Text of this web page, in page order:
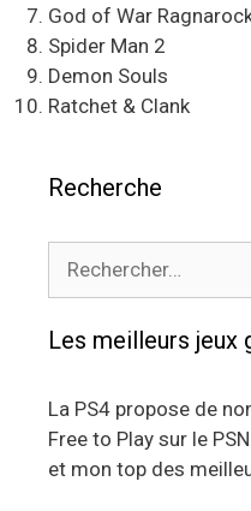
God of War
Spider Man 2
Demon Souls
Ratchet & Clank
Recherche
Les meilleurs jeux
La PS4 propose de
Free to Play sur le
et mon top des